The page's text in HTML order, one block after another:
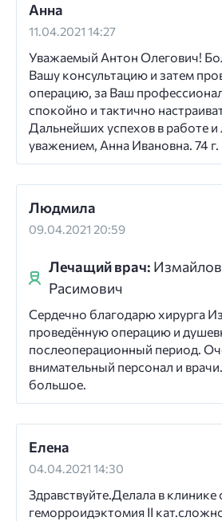
Анна
11.04.2021 14:27
Уважаемый Антон Олегович!
Вашу консультацию и затем
операцию, за Ваш
спокойно и тактично
Дальнейших успехов в работе
уважением, Анна Ивановна. 74 г.
Людмила
09.04.2021 20:59
Лечащий врач:
Расимович
Сердечно благодарю хирурга
проведённую операцию и
послеоперационный период.
внимательный персонал и
большое.
Елена
04.04.2021 14:30
Здравствуйте.Делала в
геморроидэктомия II